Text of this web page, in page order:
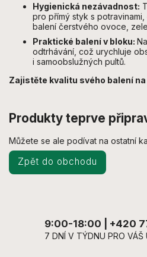
Hygienická nezávadnost:
pro přímý styk s
balení čerstvého ovoce,
Praktické balení v bloku:
odtrhávání, což urychluje
i samoobslužných pultů.
Zajistěte kvalitu svého balení
Produkty teprve
Můžete se ale podívat na ostatní
Zpět do obchodu
9:00-18:00 | +420
7 DNÍ V TÝDNU PRO VÁŠ